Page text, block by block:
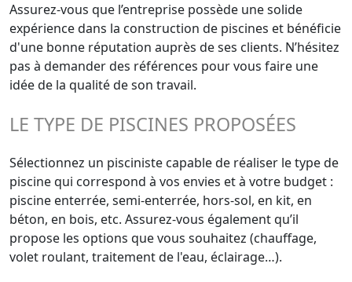
Assurez-vous que l’entreprise possède une solide
expérience dans la construction de piscines et bénéficie
d'une bonne réputation auprès de ses clients. N’hésitez
pas à demander des références pour vous faire une
idée de la qualité de son travail.
LE TYPE DE PISCINES PROPOSÉES
Sélectionnez un pisciniste capable de réaliser le type de
piscine qui correspond à vos envies et à votre budget :
piscine enterrée, semi-enterrée, hors-sol, en kit, en
béton, en bois, etc. Assurez-vous également qu’il
propose les options que vous souhaitez (chauffage,
volet roulant, traitement de l'eau, éclairage…).